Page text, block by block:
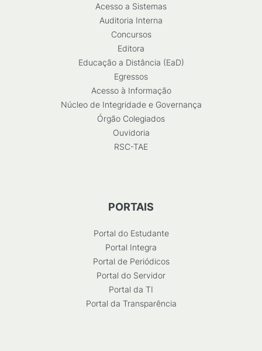
Acesso a Sistemas
Auditoria Interna
Concursos
Editora
Educação a Distância (EaD)
Egressos
Acesso à Informação
Núcleo de Integridade e Governança
Órgão Colegiados
Ouvidoria
RSC-TAE
PORTAIS
Portal do Estudante
Portal Integra
Portal de Periódicos
Portal do Servidor
Portal da TI
Portal da Transparência